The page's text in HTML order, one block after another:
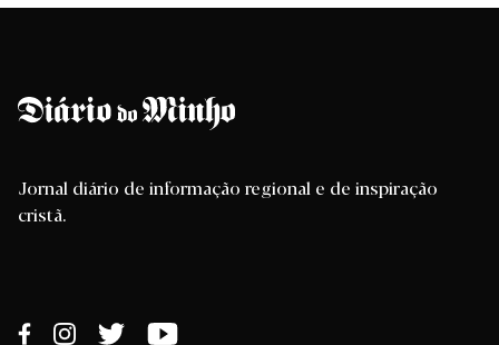
Jornal diário de informação regional e de inspiração
cristã.